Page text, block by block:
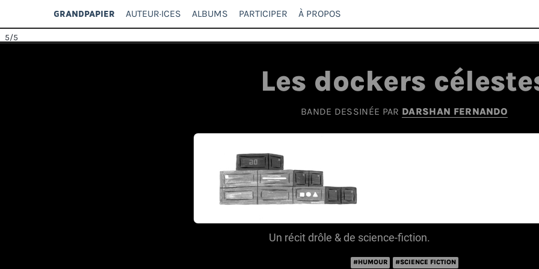
GRANDPAPIER AUTEUR·ICES ALBUMS PARTICIPER À PROPOS
5/5
Les dockers
BANDE DESSINÉE PAR DARSHAN FERNANDO
Un récit drôle & de science-fiction.
#HUMOUR #SCIENCE FICTION